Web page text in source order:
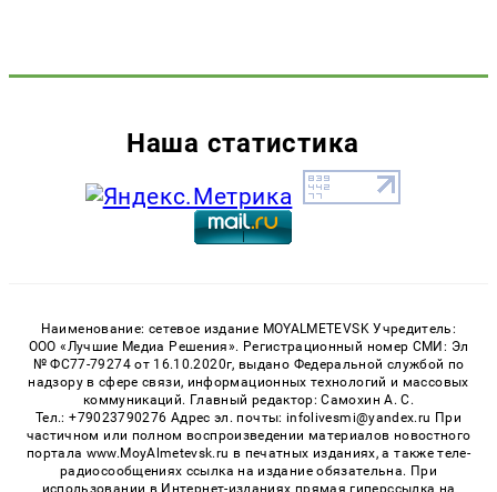
Наша статистика
Наименование: сетевое издание MOYALMETEVSK Учредитель:
ООО «Лучшие Медиа Решения». Регистрационный номер СМИ: Эл
№ ФС77-79274 от 16.10.2020г, выдано Федеральной службой по
надзору в сфере связи, информационных технологий и массовых
коммуникаций. Главный редактор: Самохин А. С.
Тел.: +79023790276 Адрес эл. почты: infolivesmi@yandex.ru При
частичном или полном воспроизведении материалов новостного
портала www.MoyAlmetevsk.ru в печатных изданиях, а также теле-
радиосообщениях ссылка на издание обязательна. При